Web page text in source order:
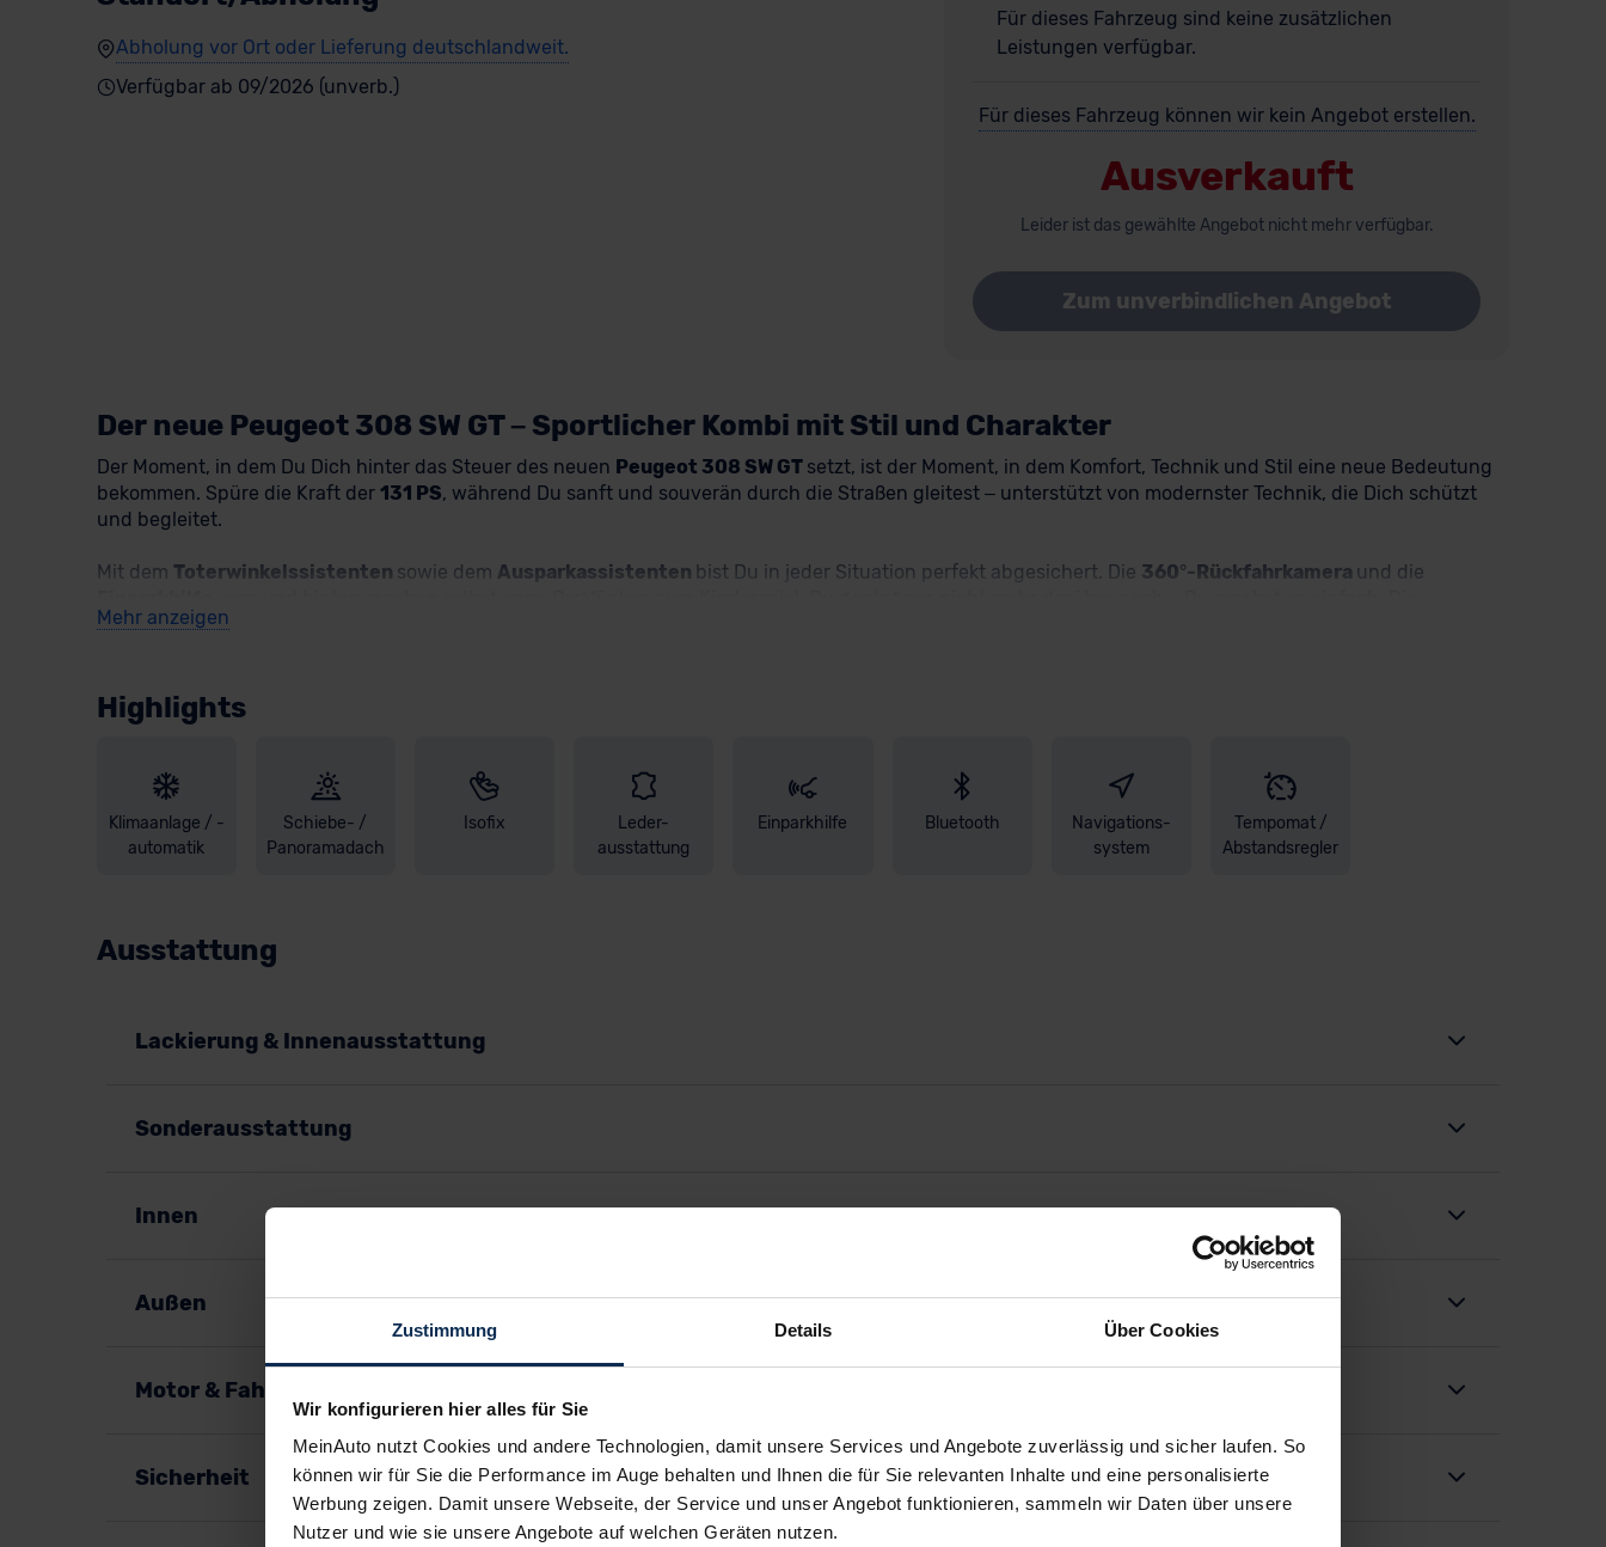
Zustimmung Details Über Cookies
Wir konfigurieren hier alles für Sie
MeinAuto nutzt Cookies und andere Technologien, damit unsere Services und Angebote zuverlässig und sicher laufen. So
können wir für Sie die Performance im Auge behalten und Ihnen die für Sie relevanten Inhalte und eine personalisierte
Werbung zeigen. Damit unsere Webseite, der Service und unser Angebot funktionieren, sammeln wir Daten über unsere
Nutzer und wie sie unsere Angebote auf welchen Geräten nutzen.
Abholung vor Ort oder Lieferung deutschlandweit.
Verfügbar ab 09/2026 (unverb.)
Für dieses Fahrzeug sind keine zusätzlichen
Leistungen verfügbar.
Für dieses Fahrzeug können wir kein Angebot erstellen.
Ausverkauft
Leider ist das gewählte Angebot nicht mehr verfügbar.
Zum unverbindlichen Angebot
Der neue Peugeot 308 SW GT – Sportlicher Kombi mit Stil und Charakter
Der Moment, in dem Du Dich hinter das Steuer des neuen Peugeot 308 SW GT setzt, ist der Moment, in dem Komfort, Technik und Stil eine neue Bedeutung
bekommen. Spüre die Kraft der 131 PS, während Du sanft und souverän durch die Straßen gleitest – unterstützt von modernster Technik, die Dich schützt
und begleitet.
Mit dem Toterwinkelssistenten sowie dem Ausparkassistenten bist Du in jeder Situation perfekt abgesichert. Die 360°-Rückfahrkamera und die
beheizbaren Vordersitze
FOCAL-Soundsystem
Scheinwerfer
Also, worauf wartest du noch? Entdecke unseren
und sichere dir deinen neuen Traumwagen bei uns. Profitiere bei diesem Deal
zusätzlich von der
optionalen Haustürlieferung ! Bei Fragen hilft Dir Deinpersönlicher CarCoachjederzeit gerne weiter und steht Dir kompetent zur Seite.
Mehr anzeigen
Highlights
Klimaanlage / -
automatik
Schiebe- /
Panoramadach
Isofix
Leder-
ausstattung
Einparkhilfe Bluetooth
Navigations-
system
Tempomat /
Abstandsregler
Ausstattung
Lackierung & Innenausstattung
Sonderausstattung
Innen
Außen
Motor & Fahrspaß
Sicherheit